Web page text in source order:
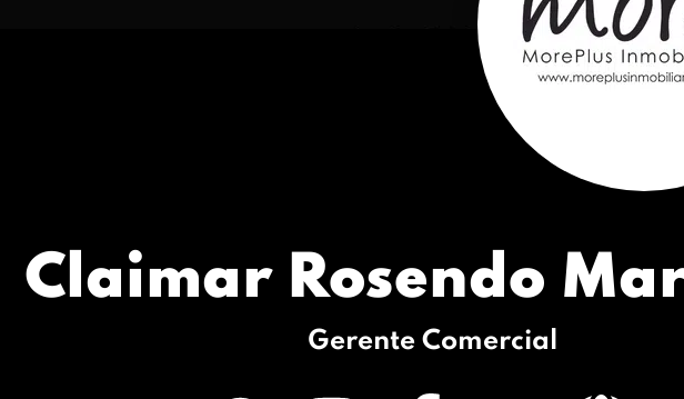
Claimar Rosendo
Gerente Comercial